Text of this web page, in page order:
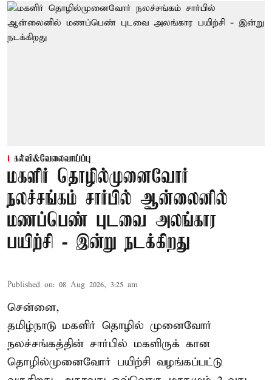
கல்வி&வேலைவாய்ப்பு
மகளிர் தொழில்முனைவோர்
நலச்சங்கம் சார்பில் ஆன்லைனில்
மணப்பெண் புடவை அலங்கார
பயிற்சி - இன்று நடக்கிறது
Published on: 08 Aug 2026, 3:25 am
சென்னை,
தமிழ்நாடு மகளிர் தொழில் முனைவோர்
நலச்சங்கத்தின் சார்பில் மகளிருக் கான
தொழில்முனைவோர் பயிற்சி வழங்கப்பட்டு